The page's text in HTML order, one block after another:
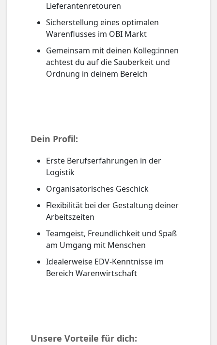
Lieferantenretouren
Sicherstellung eines optimalen
Warenflusses im OBI Markt
Gemeinsam mit deinen Kolleg:innen
achtest du auf die Sauberkeit und
Ordnung in deinem Bereich
Dein Profil:
Erste Berufserfahrungen in der
Logistik
Organisatorisches Geschick
Flexibilität bei der Gestaltung deiner
Arbeitszeiten
Teamgeist, Freundlichkeit und Spaß
am Umgang mit Menschen
Idealerweise EDV-Kenntnisse im
Bereich Warenwirtschaft
Unsere Vorteile für dich: